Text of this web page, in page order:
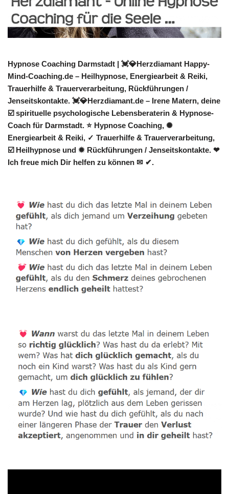
Hypnose Coaching Darmstadt | 💓️💎Herzdiamant Happy-
Mind-Coaching.de – Heilhypnose, Energiearbeit & Reiki,
Trauerhilfe & Trauerverarbeitung, Rückführungen /
Jenseitskontakte. 💓️💎Herzdiamant.de – Irene Matern, deine
☑️ spirituelle psychologische Lebensberaterin & Hypnose-
Coach für Darmstadt. ⭐ Hypnose Coaching, ✺
Energiearbeit & Reiki, ✓ Trauerhilfe & Trauerverarbeitung,
☑️ Heilhypnose und ✹ Rückführungen / Jenseitskontakte. ❤
Ich freue mich Dir helfen zu können ✉ ✔.